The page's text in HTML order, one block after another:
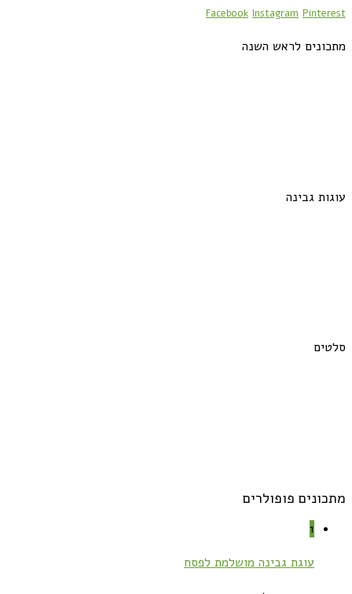
Facebook Instagram Pinterest
מתכונים לראש השנה
עוגות גבינה
סלטים
מתכונים פופולרים
1
עוגת גבינה מושלמת לפסח